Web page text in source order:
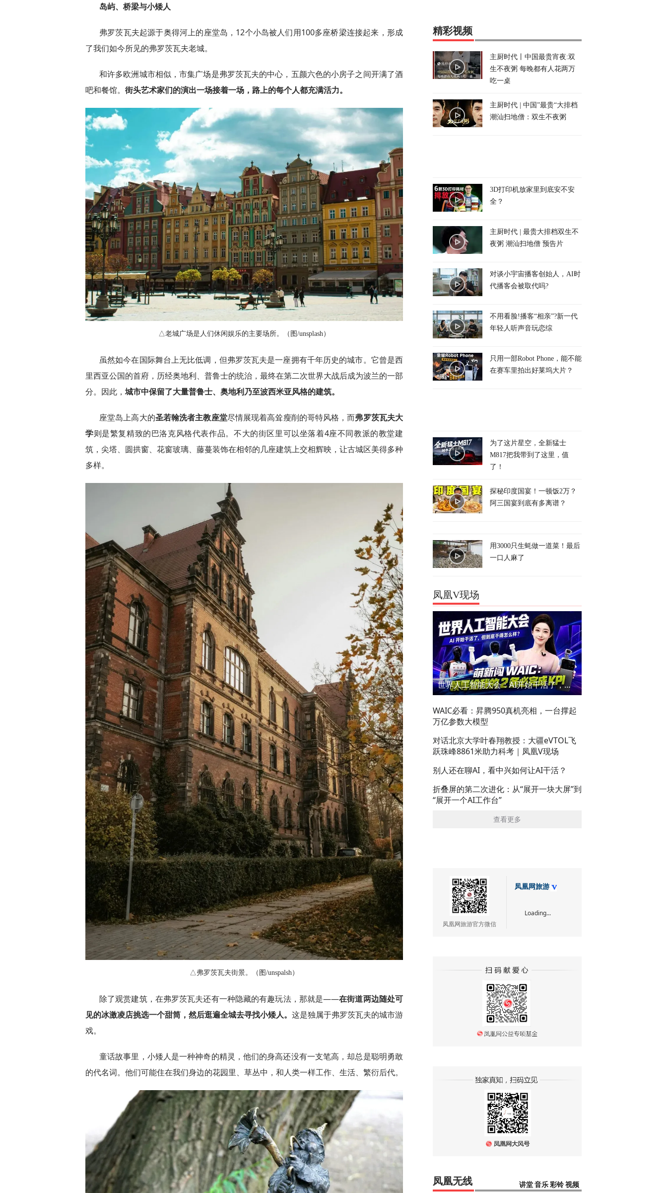
岛屿、桥梁与小矮人
弗罗茨瓦夫起源于奥得河上的座堂岛，12个小岛被人们用100多座桥梁连接起来，形成
了我们如今所见的弗罗茨瓦夫老城。
和许多欧洲城市相似，市集广场是弗罗茨瓦夫的中心，五颜六色的小房子之间开满了酒
吧和餐馆。 街头艺术家们的演出一场接着一场，路上的每个人都充满活力。
△老城广场是人们休闲娱乐的主要场所。（图/unsplash）
虽然如今在国际舞台上无比低调，但弗罗茨瓦夫是一座拥有千年历史的城市。它曾是西
里西亚公国的首府，历经奥地利、普鲁士的统治，最终在第二次世界大战后成为波兰的一部
分。因此， 城市中保留了大量普鲁士、奥地利乃至波西米亚风格的建筑。
座堂岛上高大的圣若翰洗者主教座堂尽情展现着高耸瘦削的哥特风格，而弗罗茨瓦夫大
学则是繁复精致的巴洛克风格代表作品。不大的街区里可以坐落着4座不同教派的教堂建
筑，尖塔、圆拱窗、花窗玻璃、藤蔓装饰在相邻的几座建筑上交相辉映，让古城区美得多种
多样。
△弗罗茨瓦夫街景。（图/unspalsh）
除了观赏建筑，在弗罗茨瓦夫还有一种隐藏的有趣玩法，那就是——在街道两边随处可
见的冰激凌店挑选一个甜筒，然后逛遍全城去寻找小矮人。 这是独属于弗罗茨瓦夫的城市游
戏。
童话故事里，小矮人是一种神奇的精灵，他们的身高还没有一支笔高，却总是聪明勇敢
的代名词。他们可能住在我们身边的花园里、草丛中，和人类一样工作、生活、繁衍后代。
精彩视频
主厨时代丨中国最贵宵夜:双
生不夜粥 每晚都有人花两万
吃一桌
主厨时代 | 中国”最贵“大排档
潮汕扫地僧：双生不夜粥
3D打印机放家里到底安不安
全？
主厨时代 | 最贵大排档双生不
夜粥 潮汕扫地僧 预告片
对谈小宇宙播客创始人，AI时
代播客会被取代吗?
不用看脸!播客“相亲”?新一代
年轻人听声音玩恋综
只用一部Robot Phone，能不能
在赛车里拍出好莱坞大片？
为了这片星空，全新猛士
M817把我带到了这里，值
了！
探秘印度国宴！一顿饭2万？
阿三国宴到底有多离谱？
用3000只生蚝做一道菜！最后
一口人麻了
凤凰V现场
世界人工智能大会：AI开始干活了，但到底干的怎么样？萌新闯WAIC
WAIC必看：昇腾950真机亮相，一台撑起
万亿参数大模型
对话北京大学叶春翔教授：大疆eVTOL飞
跃珠峰8861米助力科考｜凤凰V现场
别人还在聊AI，看中兴如何让AI干活？
折叠屏的第二次进化：从“展开一块大屏”到
“展开一个AI工作台”
查看更多
凤凰网旅游官方微信
凤凰网旅游
Loading...
讲堂 音乐 彩铃 视频
凤凰无线